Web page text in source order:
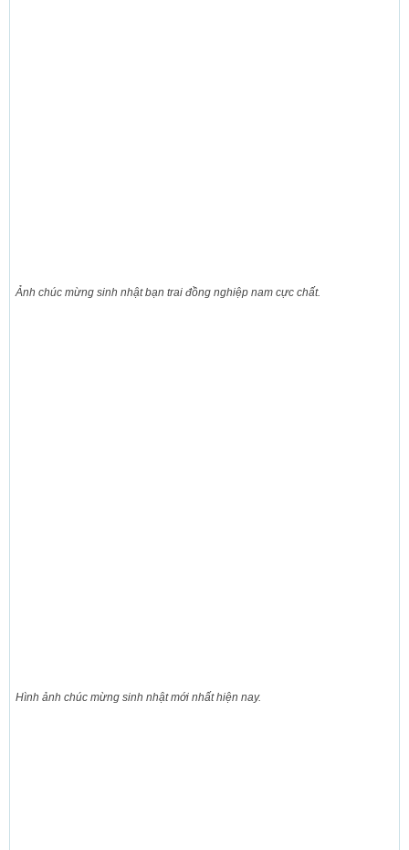
Ảnh chúc mừng sinh nhật bạn trai đồng nghiệp nam cực chất.
Hình ảnh chúc mừng sinh nhật mới nhất hiện nay.